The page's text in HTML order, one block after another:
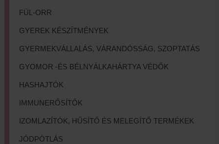
FÜL-ORR
GYEREK KÉSZÍTMÉNYEK
GYERMEKVÁLLALÁS, VÁRANDÓSSÁG, SZOPTATÁS
GYOMOR -ÉS BÉLNYÁLKAHÁRTYA VÉDŐK
HASHAJTÓK
IMMUNERŐSÍTŐK
IZOMLAZÍTÓK, HŰSÍTŐ ÉS MELEGÍTŐ TERMÉKEK
JÓDPÓTLÁS